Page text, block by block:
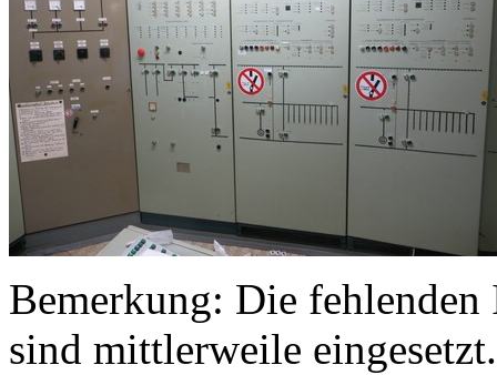
Bemerkung: Die
sind mittlerweile eingesetzt.